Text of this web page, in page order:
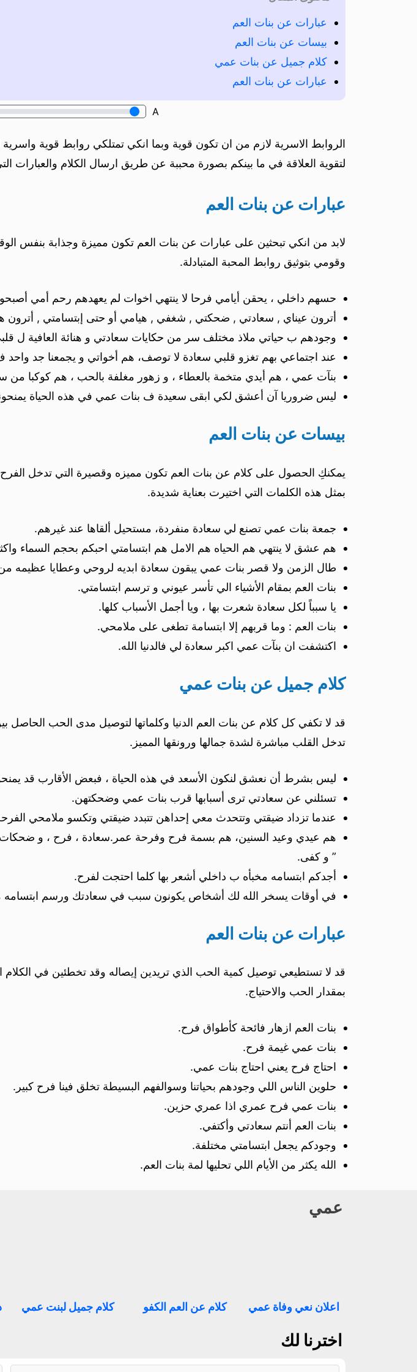
عبارات عن بنات العم
بيسات عن بنات العم
كلام جميل عن بنات عمي
عبارات عن بنات العم
A
الروابط الاسرية لازم من ان تكون قوية وبما انكي تمتلكي روابط قوية
لتقوية العلاقة في ما بينكم بصورة محببة عن طريق ارسال الكلام والعبارات
عبارات عن بنات العم
لابد من انكي تبحثين على عبارات عن بنات العم تكون مميزة وجذابة بنفس
وقومي بتوثيق روابط المحبة المتبادلة.
حسهم داخلي ، يحقن أيامي فرحا لا ينتهي اخوات لم يعهدهم رحم أمي
أترون عيناي , سعادتي , ضحكتي , شغفي , هيامي أو حتى إبتسامتي , أترون هذا
وجودهم ب حياتي ملاذ مختلف سر من حكايات سعادتي و هنائة العافية ل
عند اجتماعي بهم تغزو قلبي سعادة لا توصف، هم أخواتي و يجمعنا جد واحد
بنآت عمي ، هم أيدي متخمة بالعطاء ، و زهور مغلفة بالحب ، هم كوكبا من
ليس ضروريا آن أعشق لكي ابقى سعيدة ف بنات عمي في هذه الحياة
بيسات عن بنات العم
يمكنكِ الحصول على كلام عن بنات العم تكون مميزه وقصيرة التي تدخل
بمثل هذه الكلمات التي اختيرت بعناية شديدة.
جمعة بنات عمي تصنع لي سعادة منفردة، مستحيل ألقاها عند غيرهم.
هم عشق لا ينتهي هم الحياه هم الامل هم ابتسامتي احبكم بحجم السماء
طال الزمن ولا قصر بنات عمي يبقون سعادة ابديه لروحي وعطايا عظيمه
بنات العم بمقام الأشياء الي تأسر عيوني و ترسم ابتسامتي.
يا سبباً لكل سعادة شعرت بها ، ويا أجمل الأسباب كلها.
بنات العم : وما قربهم إلا ابتسامة تطغى على ملامحي.
اكتشفت ان بنآت عمي اكبر سعادة لي فالدنيا الله.
كلام جميل عن بنات عمي
قد لا تكفي كل كلام عن بنات العم الدنيا وكلماتها لتوصيل مدى الحب
تدخل القلب مباشرة لشدة جمالها ورونقها المميز.
ليس بشرط أن نعشق لنكون الأسعد في هذه الحياة ، فبعض الأقارب قد
تسئلني عن سعادتي ترى أسبابها قرب بنات عمي وضحكتهن.
عندما تزداد ضيقتي وتتحدث معي إحداهن تتبدد ضيقتي وتكسو ملامحي
هم عيدي وعيد السنين، هم بسمة فرح وفرحة عمر.‏سعادة ، فرح ، و ضحكات
” و كفى.
أجدكم ابتسامه مخبأه ب داخلي أشعر بها كلما احتجت لفرح.
في أوقات يسخر الله لك أشخاص يكونون سبب في سعادتك ورسم
عبارات عن بنات العم
قد لا تستطيعي توصيل كمية الحب الذي تريدين إيصاله وقد تخطئين في
بمقدار الحب والاحتياج.
‏بنات العم ازهار فائحة كأطواق فرح.
بنات عمي غيمة فرح.
احتاج فرح يعني احتاج بنات عمي.
حلوين الناس اللي وجودهم بحياتنا وسوالفهم البسيطة تخلق فينا فرح كبير.
بنات عمي فرح عمري اذا عمري حزين.
بنات العم أنتم سعادتي وأكتفي.
وجودكم يجعل ابتسامتي مختلفة.
الله يكثر من الأيام اللي تحليها لمة بنات العم.
عمي
اعلان نعي وفاة عمي كلام عن العم الكفو كلام جميل لبنت عمي
اخترنا لك